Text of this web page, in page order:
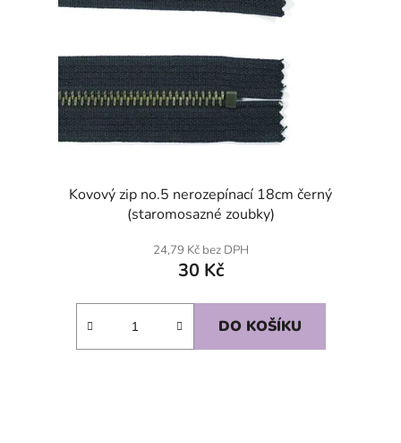
Kovový zip no.5 nerozepínací 18cm černý
(staromosazné zoubky)
24,79 Kč bez DPH
30 Kč
DO KOŠÍKU